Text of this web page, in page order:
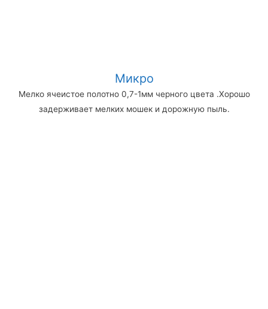
Микро
Мелко ячеистое полотно 0,7-1мм черного цвета .Хорошо
задерживает мелких мошек и дорожную пыль.